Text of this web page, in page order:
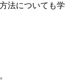
法についても学